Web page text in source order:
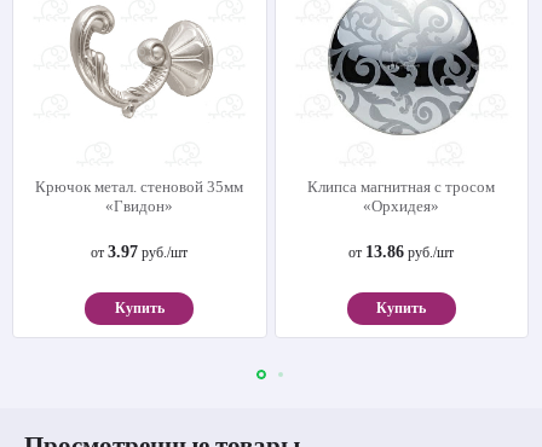
Крючок метал. стеновой 35мм
«Гвидон»
от3.97 руб./шт
Купить
Клипса магнитная с тросом
«Орхидея»
от 13.86 руб./шт
Купить